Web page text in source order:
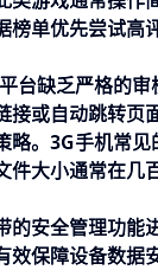
单优先尝试高
台缺乏严格的
或自动跳转页
略。3G手机常
大小通常在
安全管理功能
保障设备数据